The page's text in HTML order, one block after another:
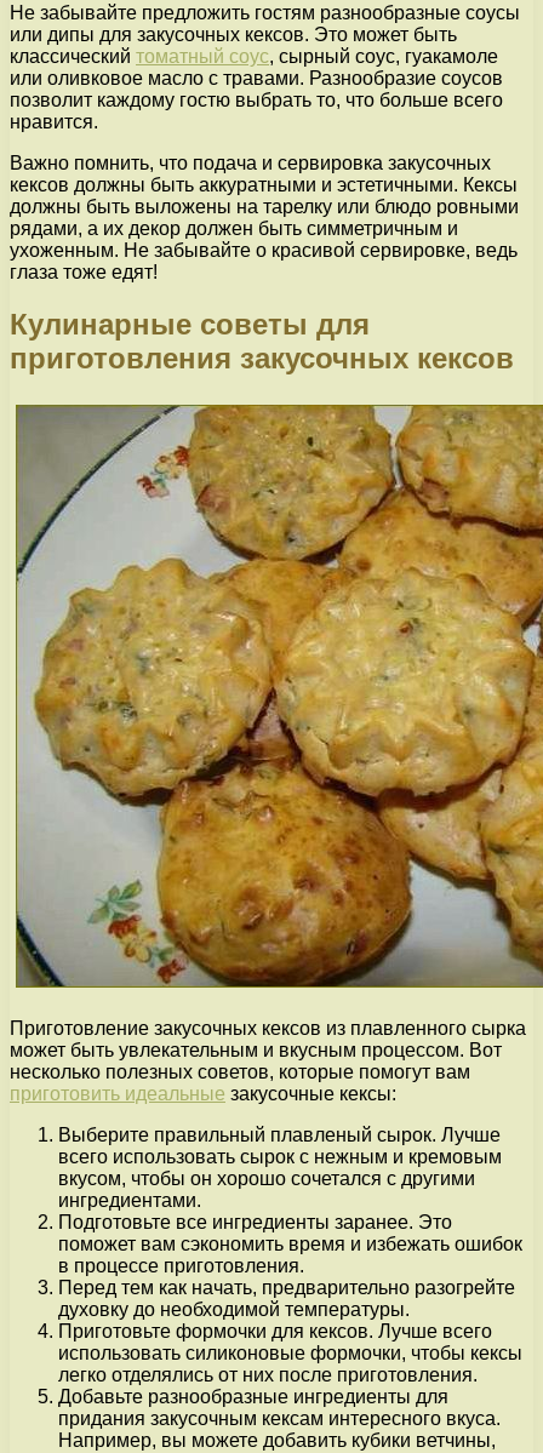
Не забывайте предложить гостям разнообразные соусы
или дипы для закусочных кексов. Это может быть
классический томатный соус, сырный соус, гуакамоле
или оливковое масло с травами. Разнообразие соусов
позволит каждому гостю выбрать то, что больше всего
нравится.
Важно помнить, что подача и сервировка закусочных
кексов должны быть аккуратными и эстетичными. Кексы
должны быть выложены на тарелку или блюдо ровными
рядами, а их декор должен быть симметричным и
ухоженным. Не забывайте о красивой сервировке, ведь
глаза тоже едят!
Кулинарные советы для
приготовления закусочных кексов
Приготовление закусочных кексов из плавленного сырка
может быть увлекательным и вкусным процессом. Вот
несколько полезных советов, которые помогут вам
приготовить идеальные закусочные кексы:
Выберите правильный плавленый сырок. Лучше
всего использовать сырок с нежным и кремовым
вкусом, чтобы он хорошо сочетался с другими
ингредиентами.
Подготовьте все ингредиенты заранее. Это
поможет вам сэкономить время и избежать ошибок
в процессе приготовления.
Перед тем как начать, предварительно разогрейте
духовку до необходимой температуры.
Приготовьте формочки для кексов. Лучше всего
использовать силиконовые формочки, чтобы кексы
легко отделялись от них после приготовления.
Добавьте разнообразные ингредиенты для
придания закусочным кексам интересного вкуса.
Например, вы можете добавить кубики ветчины,